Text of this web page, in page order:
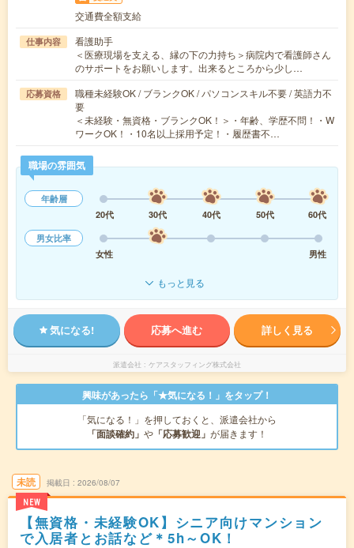
交通費全額支給
仕事内容
看護助手
＜医療現場を支える、縁の下の力持ち＞病院内で看護師さん
のサポートをお願いします。出来るところから少し…
応募資格
職種未経験OK / ブランクOK / パソコンスキル不要 / 英語力不
要
＜未経験・無資格・ブランクOK！＞・年齢、学歴不問！・W
ワークOK！・10名以上採用予定！・履歴書不…
職場の雰囲気
年齢層
20代
30代 40代 50代
60代
男女比率
女性
男性
もっと見る
気になる! 応募へ進む 詳しく見る
派遣会社 ケアスタッフィング株式会社
興味があったら「★気になる！」をタップ！
「気になる！」を押しておくと、派遣会社から
「面談確約」 や 「応募歓迎」 が届きます！
未読
NEW
掲載日 2026/08/07
【無資格・未経験OK】シニア向けマンション
で入居者とお話など＊5h～OK！